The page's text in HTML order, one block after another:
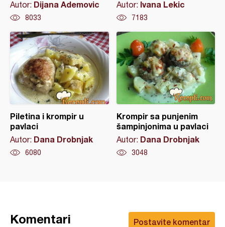
Autor: Dijana Ademovic
8033
Autor: Ivana Lekic
7183
Piletina i krompir u
pavlaci
Autor: Dana Drobnjak
6080
Krompir sa punjenim
šampinjonima u pavlaci
Autor: Dana Drobnjak
3048
Postavite komentar
Komentari